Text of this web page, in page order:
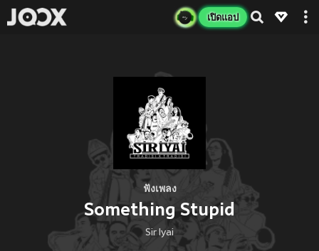
เปิดแอป
ฟังเพลง
Something Stupid
Sir Iyai